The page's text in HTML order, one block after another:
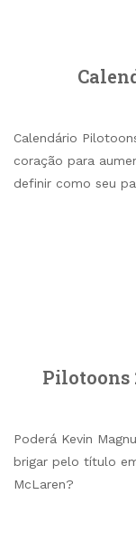
Calendário
coração para
definir como seu
Pilotoons
Poderá Kevin
brigar pelo título
McLaren?